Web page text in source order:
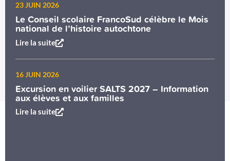
23 JUIN 2026
Le Conseil scolaire FrancoSud célèbre le Mois
national de l’histoire autochtone
Lire la suite
16 JUIN 2026
Excursion en voilier SALTS 2027 – Information
aux élèves et aux familles
Lire la suite